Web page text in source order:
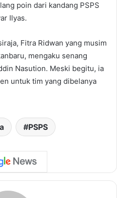
poin dari kandang PSPS
Ilyas.
Fitra Ridwan yang musim
mengaku senang
Nasution. Meski begitu, ia
untuk tim yang dibelanya
PSPS